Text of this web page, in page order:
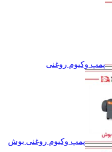
پمپ وکیوم روغنی
پمپ وکیوم روغنی بوش